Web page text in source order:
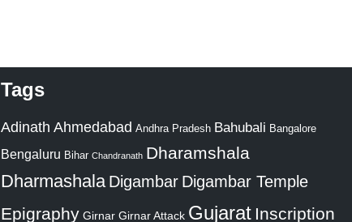
Tags
Adinath Ahmedabad Andhra Pradesh Bahubali Bangalore
Bengaluru Bihar Chandranath Dharamshala
Dharmashala Digambar Digambar Temple
Epigraphy Girnar Girnar Attack Gujarat Inscription